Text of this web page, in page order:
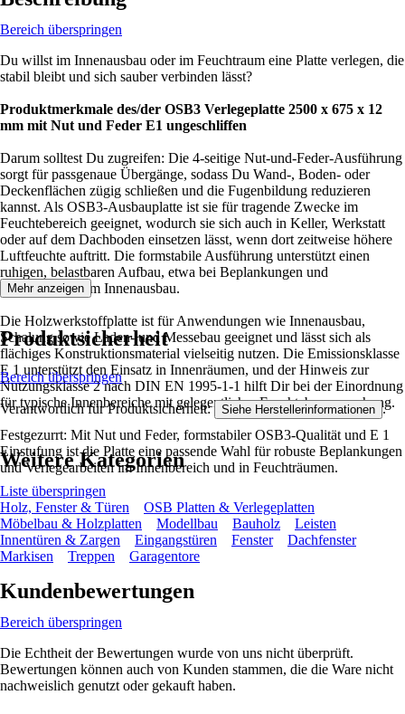
Bereich überspringen
Du willst im Innenausbau oder im Feuchtraum eine Platte verlegen, die
stabil bleibt und sich sauber verbinden lässt?
Produktmerkmale des/der OSB3 Verlegeplatte 2500 x 675 x 12
mm mit Nut und Feder E1 ungeschliffen
Darum solltest Du zugreifen: Die 4-seitige Nut-und-Feder-Ausführung
sorgt für passgenaue Übergänge, sodass Du Wand-, Boden- oder
Deckenflächen zügig schließen und die Fugenbildung reduzieren
kannst. Als OSB3-Ausbauplatte ist sie für tragende Zwecke im
Feuchtebereich geeignet, wodurch sie sich auch in Keller, Werkstatt
oder auf dem Dachboden einsetzen lässt, wenn dort zeitweise höhere
Luftfeuchte auftritt. Die formstabile Ausführung unterstützt einen
ruhigen, belastbaren Aufbau, etwa bei Beplankungen und
Aussteifungen im Innenausbau.
Die Holzwerkstoffplatte ist für Anwendungen wie Innenausbau,
Schalung sowie Laden- und Messebau geeignet und lässt sich als
flächiges Konstruktionsmaterial vielseitig nutzen. Die Emissionsklasse
E 1 unterstützt den Einsatz in Innenräumen, und der Hinweis zur
Nutzungsklasse 2 nach DIN EN 1995-1-1 hilft Dir bei der Einordnung
für typische Innenbereiche mit gelegentlicher Feuchtebeanspruchung.
Festgezurrt: Mit Nut und Feder, formstabiler OSB3-Qualität und E 1
Einstufung ist die Platte eine passende Wahl für robuste Beplankungen
und Verlegearbeiten im Innenbereich und in Feuchträumen.
Mehr anzeigen
Produktsicherheit
Bereich überspringen
Verantwortlich für Produktsicherheit: Siehe Herstellerinformationen .
Weitere Kategorien
Liste überspringen
Holz, Fenster & Türen
OSB Platten & Verlegeplatten
Möbelbau & Holzplatten
Modellbau Bauholz
Leisten
Innentüren & Zargen
Eingangstüren Fenster
Dachfenster
Markisen
Treppen Garagentore
Kundenbewertungen
Bereich überspringen
Die Echtheit der Bewertungen wurde von uns nicht überprüft.
Bewertungen können auch von Kunden stammen, die die Ware nicht
nachweislich genutzt oder gekauft haben.